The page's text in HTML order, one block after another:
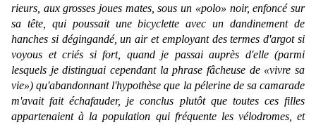
rieurs, aux grosses joues mates, sous un «polo» noir, enfoncé sur
sa tête, qui poussait une bicyclette avec un dandinement de
hanches si dégingandé, un air et employant des termes d'argot si
voyous et criés si fort, quand je passai auprès d'elle (parmi
lesquels je distinguai cependant la phrase fâcheuse de «vivre sa
vie») qu'abandonnant l'hypothèse que la pélerine de sa camarade
m'avait fait échafauder, je conclus plutôt que toutes ces filles
appartenaient à la population qui fréquente les vélodromes, et